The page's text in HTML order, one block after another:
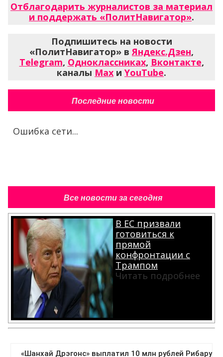
Отблагодарить журналистов за материал
и поддержать «ПолитНавигатор».
Подпишитесь на новости
«ПолитНавигатор» вЯндекс.Дзен,
Telegram, Одноклассниках, Вконтакте,
каналы Max и YouTube.
Последние новости
Ошибка сети...
Все новости за сегодня
В ЕС призвали
готовиться к
прямой
конфронтации с
Трампом
Читать подробнее